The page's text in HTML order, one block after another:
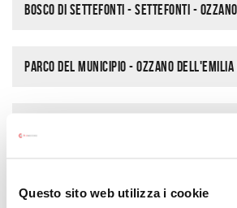
Questo sito web utilizza i cookie
Bosco di Settefonti - Settefonti -
Parco del municipio - Ozzano dell'Emilia
Piazza Carlo Alberto Dalla Chiesa -
Eventi